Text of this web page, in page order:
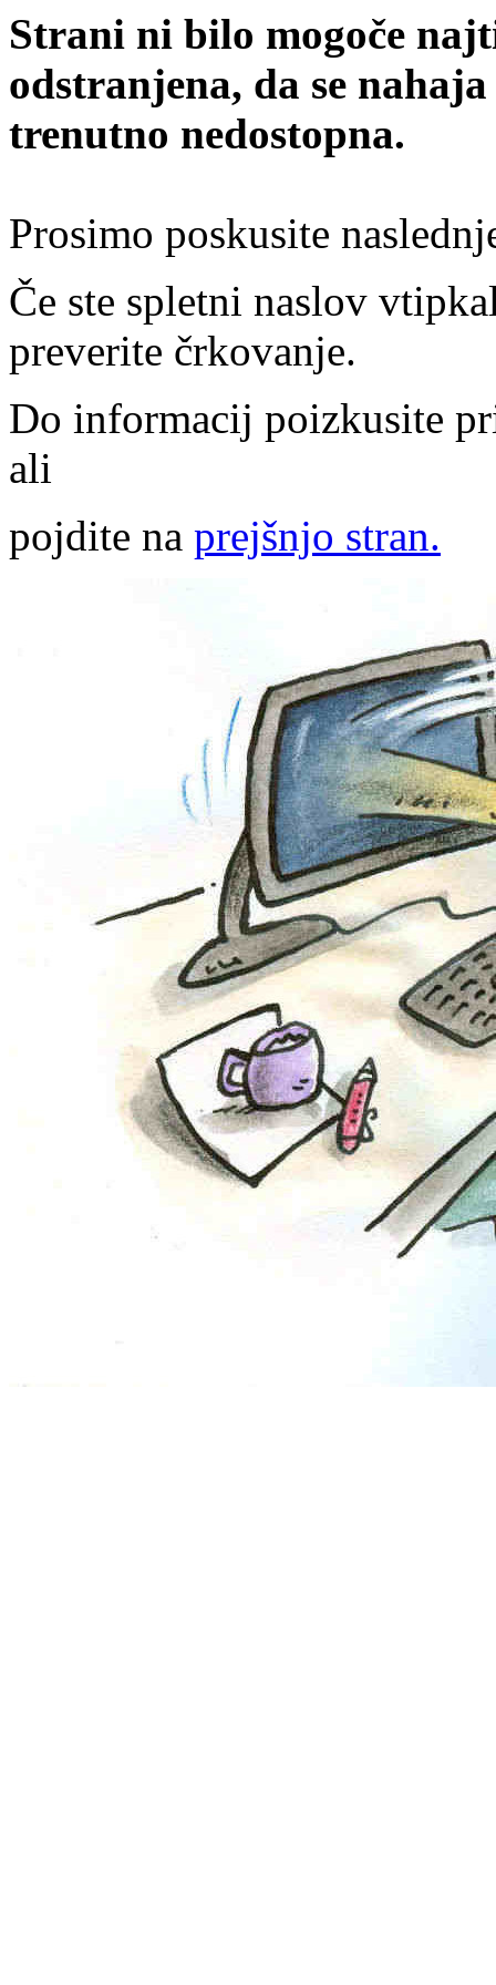
Strani ni bilo mogoče
odstranjena, da se
trenutno nedostopna.
Prosimo poskusite
Če ste spletni naslov
preverite črkovanje.
Do informacij poizkusite
ali
pojdite na prejšnjo stran.